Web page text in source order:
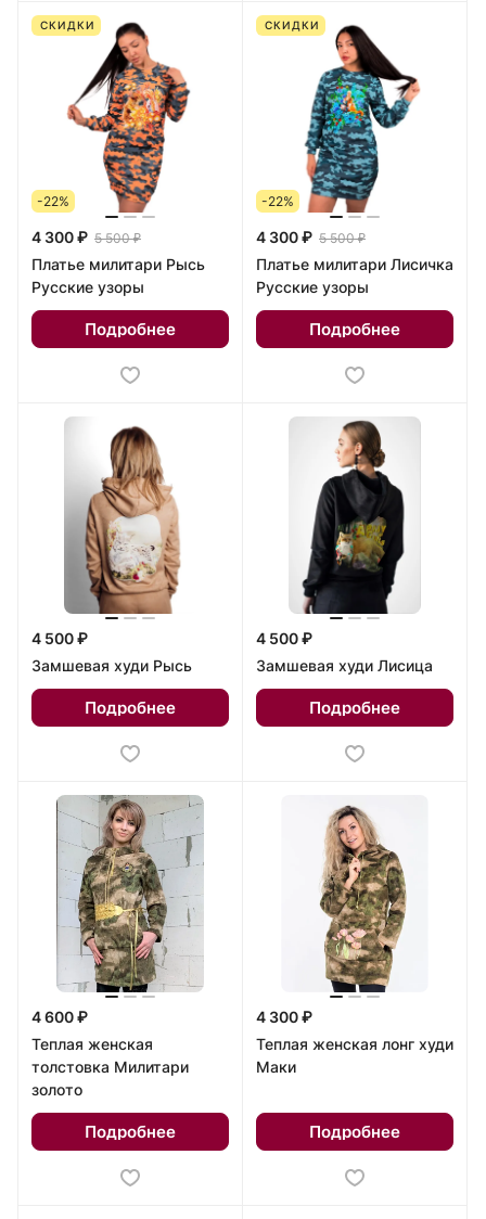
СКИДКИ
-22%
4 300 ₽ 5 500 ₽
Платье милитари Рысь
Русские узоры
Подробнее
СКИДКИ
-22%
4 300 ₽ 5 500 ₽
Платье милитари Лисичка
Русские узоры
Подробнее
4 500 ₽
Замшевая худи Рысь
Подробнее
4 500 ₽
Замшевая худи Лисица
Подробнее
4 600 ₽
Теплая женская
толстовка Милитари
золото
Подробнее
4 300 ₽
Теплая женская лонг худи
Маки
Подробнее